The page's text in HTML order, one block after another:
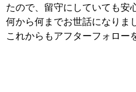
たので、留守にしていても安
何から何までお世話になりま
これからもアフターフォロー